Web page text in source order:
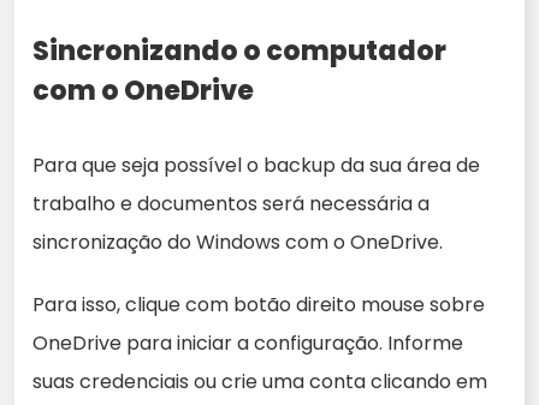
Sincronizando o computador
com o OneDrive
Para que seja possível o backup da sua área de
trabalho e documentos será necessária a
sincronização do Windows com o OneDrive.
Para isso, clique com botão direito mouse sobre
OneDrive para iniciar a configuração. Informe
suas credenciais ou crie uma conta clicando em